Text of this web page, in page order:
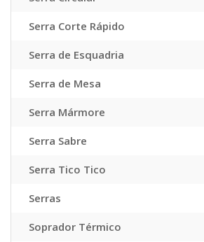
Serra Corte Rápido
Serra de Esquadria
Serra de Mesa
Serra Mármore
Serra Sabre
Serra Tico Tico
Serras
Soprador Térmico